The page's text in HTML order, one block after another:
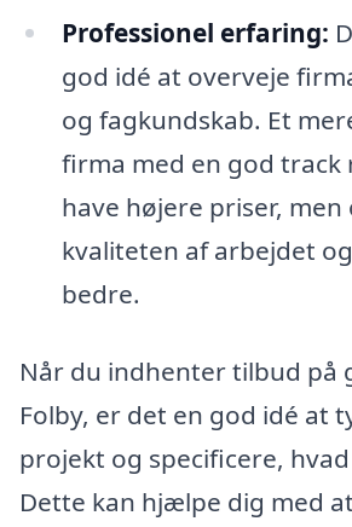
Professionel erfaring:
god idé at overveje
og fagkundskab. Et
firma med en god track
have højere priser, men
kvaliteten af arbejdet
bedre.
Når du indhenter tilbud på
Folby, er det en god idé at
projekt og specificere,
Dette kan hjælpe dig med